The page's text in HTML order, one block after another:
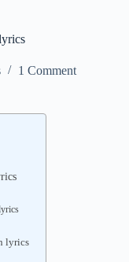
1 Comment
lyrics